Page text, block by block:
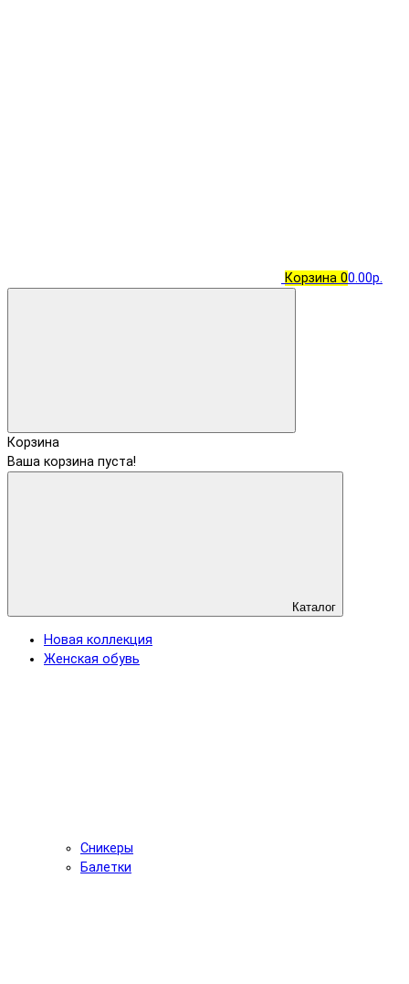
Корзина 00.00р.
Корзина
Ваша корзина пуста!
Каталог
Новая коллекция
Женская обувь
Сникеры
Балетки